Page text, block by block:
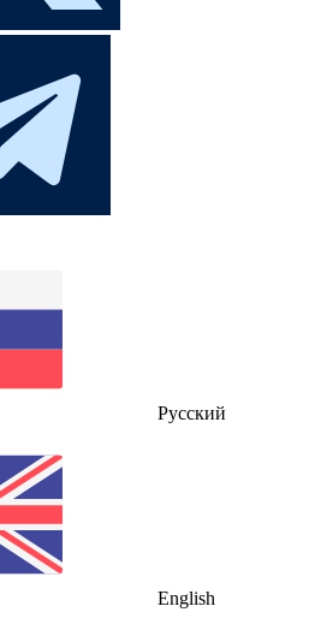
Русский
English